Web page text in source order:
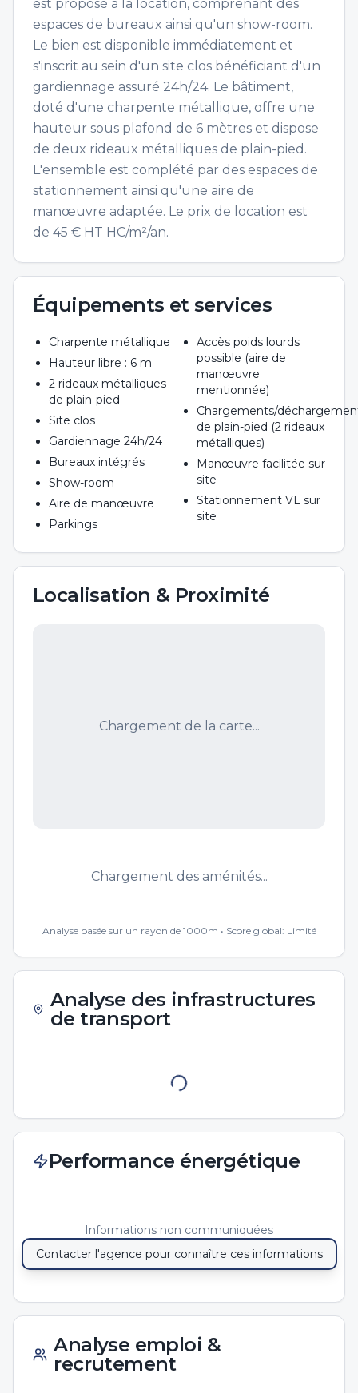
est proposé à la location, comprenant des
espaces de bureaux ainsi qu'un show-room.
Le bien est disponible immédiatement et
s'inscrit au sein d'un site clos bénéficiant d'un
gardiennage assuré 24h/24. Le bâtiment,
doté d'une charpente métallique, offre une
hauteur sous plafond de 6 mètres et dispose
de deux rideaux métalliques de plain-pied.
L'ensemble est complété par des espaces de
stationnement ainsi qu'une aire de
manœuvre adaptée. Le prix de location est
de 45 € HT HC/m²/an.
Équipements et services
Charpente métallique
Hauteur libre : 6 m
2 rideaux métalliques
de plain-pied
Site clos
Gardiennage 24h/24
Bureaux intégrés
Show-room
Aire de manœuvre
Parkings
Accès poids lourds
possible (aire de
manœuvre
mentionnée)
Chargements/
de plain-pied (2 rideaux
métalliques)
Manœuvre facilitée sur
site
Stationnement VL sur
site
Localisation & Proximité
Chargement de la carte...
Chargement des aménités...
Analyse basée sur un rayon de 1000m • Score global: Limité
Analyse des infrastructures
de transport
Performance énergétique
Informations non communiquées
Contacter l'agence pour connaître ces informations
Analyse emploi &
recrutement